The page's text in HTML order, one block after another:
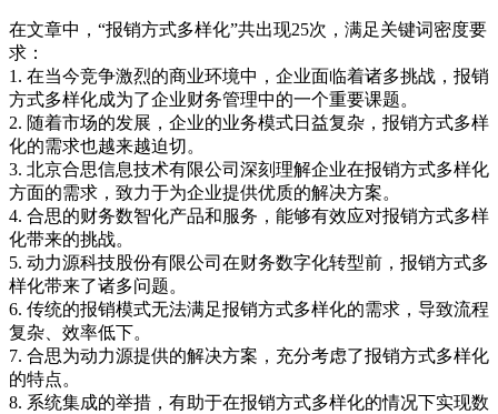
在文章中，“报销方式多样化”共出现25次，满足关键词密度要
求：
1. 在当今竞争激烈的商业环境中，企业面临着诸多挑战，报销
方式多样化成为了企业财务管理中的一个重要课题。
2. 随着市场的发展，企业的业务模式日益复杂，报销方式多样
化的需求也越来越迫切。
3. 北京合思信息技术有限公司深刻理解企业在报销方式多样化
方面的需求，致力于为企业提供优质的解决方案。
4. 合思的财务数智化产品和服务，能够有效应对报销方式多样
化带来的挑战。
5. 动力源科技股份有限公司在财务数字化转型前，报销方式多
样化带来了诸多问题。
6. 传统的报销模式无法满足报销方式多样化的需求，导致流程
复杂、效率低下。
7. 合思为动力源提供的解决方案，充分考虑了报销方式多样化
的特点。
8. 系统集成的举措，有助于在报销方式多样化的情况下实现数